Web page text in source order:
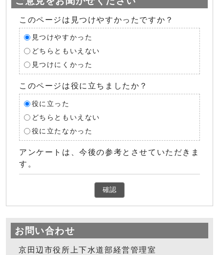
このページは見つけやすかったですか？
見つけやすかった
どちらともいえない
見つけにくかった
このページは役に立ちましたか？
役に立った
どちらともいえない
役に立たなかった
アンケートは、今後の参考とさせていただきま
す。
確認
お問い合わせ
京田辺市役所上下水道部経営管理室